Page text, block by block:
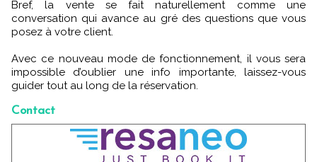
Bref, la vente se fait naturellement comme une
conversation qui avance au gré des questions que vous
posez à votre client.
Avec ce nouveau mode de fonctionnement, il vous sera
impossible d’oublier une info importante, laissez-vous
guider tout au long de la réservation.
Contact